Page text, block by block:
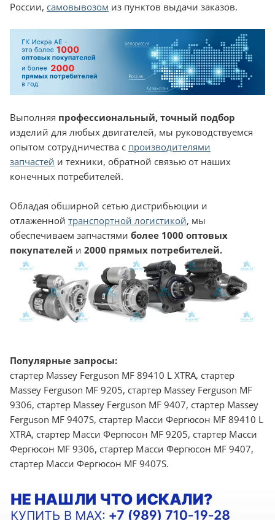
России, самовывозом из пунктов выдачи заказов.
Выполняя профессиональный, точный подбор
изделий для любых двигателей, мы руководствуемся
опытом сотрудничества с производителями
запчастей и техники, обратной связью от наших
конечных потребителей.
Обладая обширной сетью дистрибьюции и
отлаженной транспортной логистикой, мы
обеспечиваем запчастями более 1000 оптовых
покупателей и 2000 прямых потребителей.
Популярные запросы:
стартер Massey Ferguson MF 89410 L XTRA, стартер
Massey Ferguson MF 9205, стартер Massey Ferguson MF
9306, стартер Massey Ferguson MF 9407, стартер Massey
Ferguson MF 9407S, стартер Масси Фергюсон MF 89410 L
XTRA, стартер Масси Фергюсон MF 9205, стартер Масси
Фергюсон MF 9306, стартер Масси Фергюсон MF 9407,
стартер Масси Фергюсон MF 9407S.